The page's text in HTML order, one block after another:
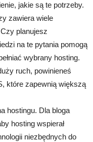
jakie są te potrzeby.
zawiera wiele
planujesz
na te pytania pomogą
wybrany hosting.
ruch, powinieneś
które zapewnią większą
hostingu. Dla bloga
hosting wspierał
niezbędnych do